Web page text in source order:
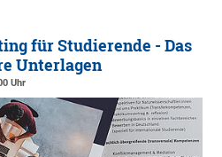
für Studierende - Das
Unterlagen
Uhr